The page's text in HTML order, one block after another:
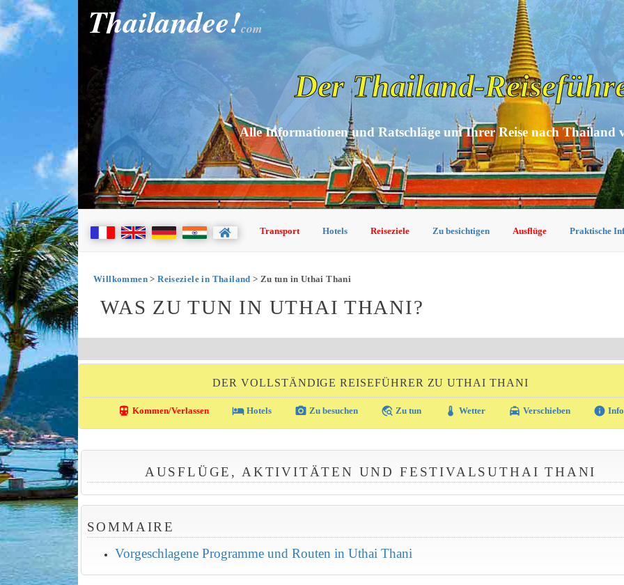
Thailandee!com
Der Thailand-
Alle Informationen und Ratschläge um Ihrer Reise nach Thailand
Transport Hotels Reiseziele Zu besichtigen Ausflüge Praktische
Willkommen>Reiseziele in Thailand > Zu tun in Uthai Thani
WAS ZU TUN IN UTHAI THANI?
DER VOLLSTÄNDIGE REISEFÜHRER ZU UTHAI THANI
directions_transit Kommen/Verlassen local_hotelHotels photo_camera Zu besuchen travel_explore Zu tun thermostat Wetter local_taxi Verschieben info Info
AUSFLÜGE, AKTIVITÄTEN UND FESTIVALSUTHAI THANI
SOMMAIRE
Vorgeschlagene Programme und Routen in Uthai Thani